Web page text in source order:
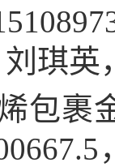
琪英
包裹